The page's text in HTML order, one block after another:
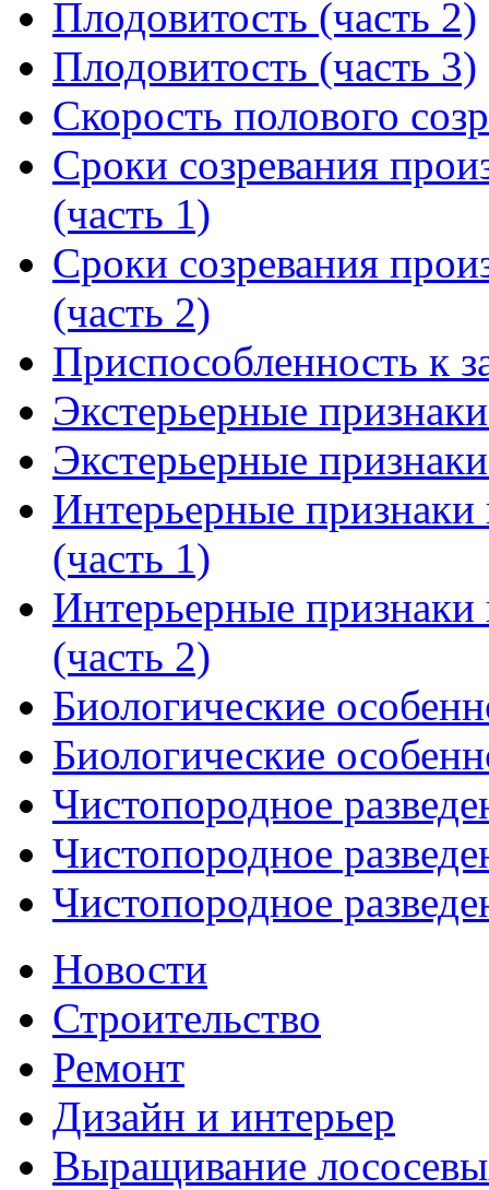
Плодовитость (часть 2)
Плодовитость (часть 3)
Скорость полового
Сроки созревания
(часть 1)
Сроки созревания
(часть 2)
Приспособленность к
Экстерьерные
Экстерьерные
Интерьерные признаки
(часть 1)
Интерьерные признаки
(часть 2)
Биологические
Биологические
Чистопородное
Чистопородное
Чистопородное
Новости
Строительство
Ремонт
Дизайн и интерьер
Выращивание